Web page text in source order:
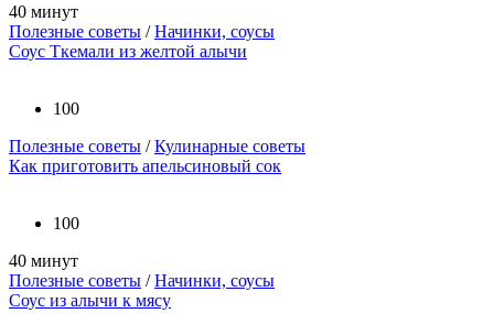
40 минут
Полезные советы /Начинки, соусы
Соус Ткемали из желтой алычи
100
Полезные советы /Кулинарные советы
Как приготовить апельсиновый сок
100
40 минут
Полезные советы /Начинки, соусы
Соус из алычи к мясу